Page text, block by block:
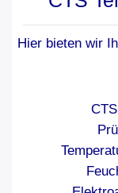
Hier bieten wir